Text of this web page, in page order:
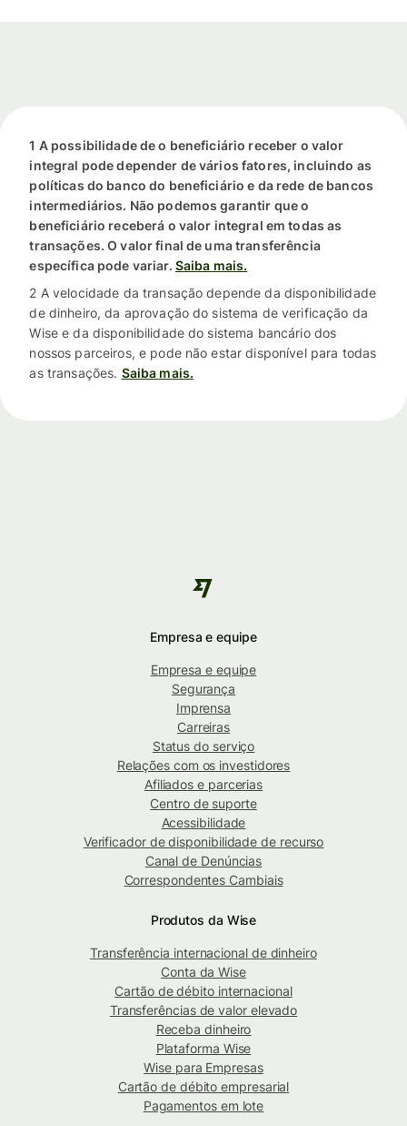
1 A possibilidade de o beneficiário receber o valor
integral pode depender de vários fatores, incluindo as
políticas do banco do beneficiário e da rede de bancos
intermediários. Não podemos garantir que o
beneficiário receberá o valor integral em todas as
transações. O valor final de uma transferência
específica pode variar. Saiba mais.
2 A velocidade da transação depende da disponibilidade
de dinheiro, da aprovação do sistema de verificação da
Wise e da disponibilidade do sistema bancário dos
nossos parceiros, e pode não estar disponível para todas
as transações. Saiba mais.
Empresa e equipe
Empresa e equipe
Segurança
Imprensa
Carreiras
Status do serviço
Relações com os investidores
Afiliados e parcerias
Centro de suporte
Acessibilidade
Verificador de disponibilidade de recurso
Canal de Denúncias
Correspondentes Cambiais
Produtos da Wise
Transferência internacional de dinheiro
Conta da Wise
Cartão de débito internacional
Transferências de valor elevado
Receba dinheiro
Plataforma Wise
Wise para Empresas
Cartão de débito empresarial
Pagamentos em lote